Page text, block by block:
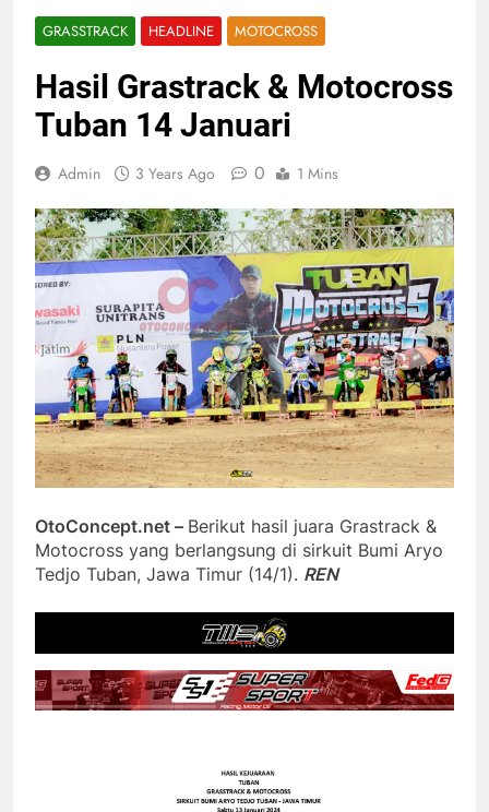
GRASSTRACK HEADLINE MOTOCROSS
Hasil Grastrack & Motocross
Tuban 14 Januari
Admin 3 Years Ago 0 1 Mins
OtoConcept.net – Berikut hasil juara Grastrack &
Motocross yang berlangsung di sirkuit Bumi Aryo
Tedjo Tuban, Jawa Timur (14/1). REN